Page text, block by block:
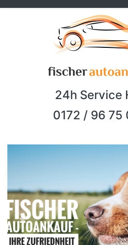
24h Service
0172 / 96 75
Previous